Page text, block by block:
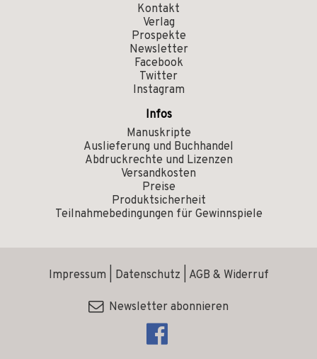
Kontakt
Verlag
Prospekte
Newsletter
Facebook
Twitter
Instagram
Infos
Manuskripte
Auslieferung und Buchhandel
Abdruckrechte und Lizenzen
Versandkosten
Preise
Produktsicherheit
Teilnahmebedingungen für Gewinnspiele
Impressum Datenschutz AGB & Widerruf
Newsletter abonnieren